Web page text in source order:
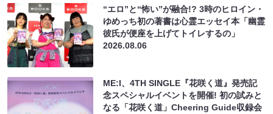
“エロ”と“怖い”が融合!? 3時のヒロイン・
ゆめっち初の著書は心霊エッセイ本「幽霊
彼氏が便座を上げてトイレするの」
2026.08.06
ME:I、4TH SINGLE『花咲く道』発売記
念スペシャルイベントを開催! 初の試みと
なる「花咲く道」Cheering Guide収録会